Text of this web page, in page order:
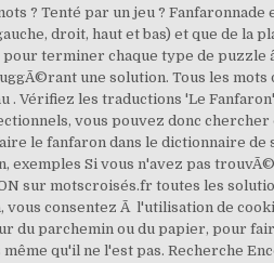
? Tenté par un jeu ?
droit, haut et bas) et que de la
terminer chaque type de puzzle
une solution. Tous les mots
les traductions 'Le
vous pouvez donc chercher
le fanfaron dans le dictionnaire
Si vous n'avez pas
sur motscroisés.fr toutes les
consentez Ã l'utilisation de
du parchemin ou du papier, pour
qu'il ne l'est pas. Recherche